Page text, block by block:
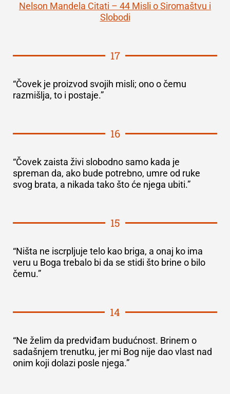
Nelson Mandela Citati – 44 Misli o Siromaštvu i
Slobodi
17
“Čovek je proizvod svojih misli; ono o čemu
razmišlja, to i postaje.”
16
“Čovek zaista živi slobodno samo kada je
spreman da, ako bude potrebno, umre od ruke
svog brata, a nikada tako što će njega ubiti.”
15
“Ništa ne iscrpljuje telo kao briga, a onaj ko ima
veru u Boga trebalo bi da se stidi što brine o bilo
čemu.”
14
“Ne želim da predviđam budućnost. Brinem o
sadašnjem trenutku, jer mi Bog nije dao vlast nad
onim koji dolazi posle njega.”